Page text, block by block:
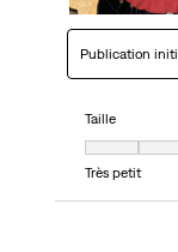
Publication
Taille
Taille, 4 sur 7,
Très petit